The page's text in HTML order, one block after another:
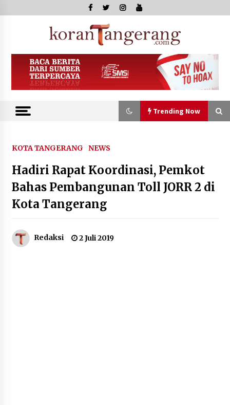
to
Trending Now
Kejari Kota Tangerang Bongkar
Korupsi Rp5,49 Miliar: Sewa Pesawat
Fiktif, Eks VP Angkasa Pura Kargo
Ditahan
Dukung Ekosistem Kendaraan
KOTA TANGERANG NEWS
Hadiri Rapat Koordinasi, Pemkot
Bahas Pembangunan Toll JORR 2 di
Kota Tangerang
Redaksi 2 Juli 2019